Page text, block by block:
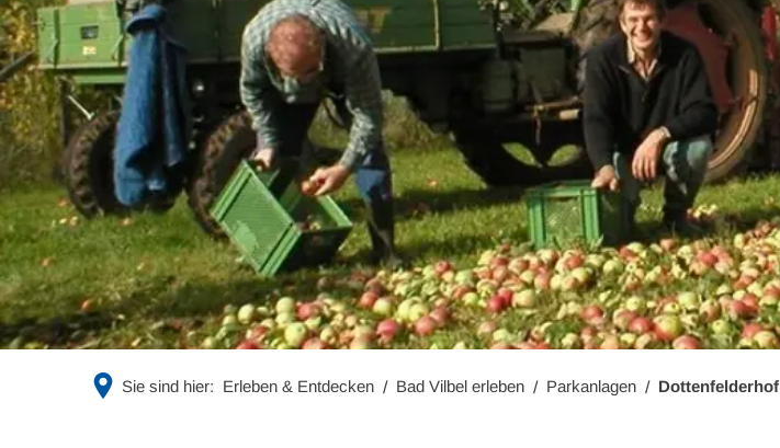
Sie sind hier: Erleben & Entdecken Bad Vilbel erleben Parkanlagen Dottenfelderhof